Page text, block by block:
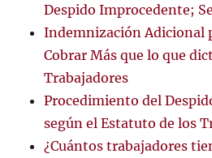
Despido Improcedente;
Indemnización Adicional
Cobrar Más que lo que
Trabajadores
Procedimiento del
según el Estatuto de los
¿Cuántos trabajadores